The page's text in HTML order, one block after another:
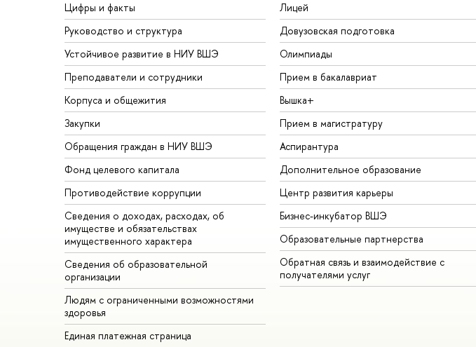
Цифры и факты
Руководство и структура
Устойчивое развитие в НИУ ВШЭ
Преподаватели и сотрудники
Корпуса и общежития
Закупки
Обращения граждан в НИУ ВШЭ
Фонд целевого капитала
Противодействие коррупции
Сведения о доходах, расходах, об
имуществе и обязательствах
имущественного характера
Сведения об образовательной
организации
Людям с ограниченными возможностями
здоровья
Единая платежная страница
Лицей
Довузовская подготовка
Олимпиады
Прием в бакалавриат
Вышка+
Прием в магистратуру
Аспирантура
Дополнительное образование
Центр развития карьеры
Бизнес-инкубатор ВШЭ
Образовательные партнерства
Обратная связь и взаимодействие с
получателями услуг